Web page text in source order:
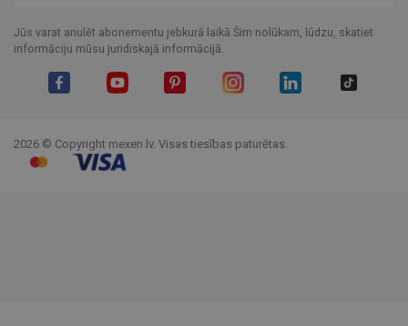
Jūs varat anulēt abonementu jebkurā laikā.Šim nolūkam, lūdzu, skatiet
informāciju mūsu juridiskajā informācijā.
2026 © Copyright mexen.lv. Visas tiesības paturētas.